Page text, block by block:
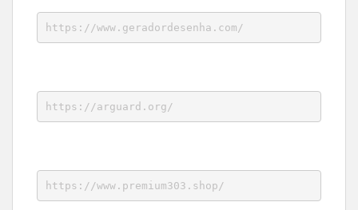
https://www.geradordesenha.com/
https://arguard.org/
https://www.premium303.shop/